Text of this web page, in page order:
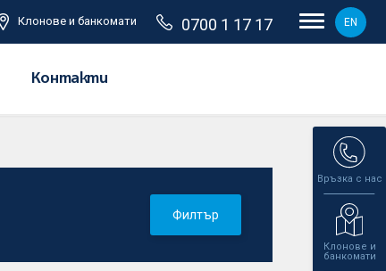
Клонове и банкомати 0700 1 17 17 EN
Контакти
Връзка с нас
Клонове и
банкомати
Филтър